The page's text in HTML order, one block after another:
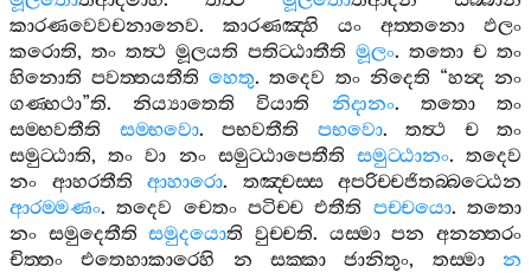
කාරණවෙවචනානෙව. කාරණඤ‍්හි යං අත‍්තනො
ඵලං
කරොති, තං තත්‍ථ මූලයති පතිට‍්ඨාතීති මූලං. තතො ච තං
හිනොති පවත‍්තයතීති හෙතු.තදෙව තං නිදෙති “හන්‍ද නං
ගණ‍්හථා”ති.නිය්‍යාතෙති වියාති නිදානං. තතො
තං
සම‍්භවතීති
සම‍්භවො. පභවතීති පභවො. තත්‍ථ ච
තං
සමුට‍්ඨාති,තං වා නං සමුට‍්ඨාපෙතීති සමුට‍්ඨානං.තදෙව
නං
ආහරතීති ආහාරො. තඤ‍්චස‍්ස
අපරිච‍්චජිතබ‍්බට‍්ඨෙන
ආරම‍්මණං.තදෙව චෙතං පටිච‍්ච එතීති පච‍්චයො.තතො
නං සමුදෙතීති සමුදයොති වුච‍්චති. යස‍්මා පන අනන‍්තරං
චිත‍්තං
එතෙහාකාරෙහි න සක‍්කා ජානිතුං, තස‍්මා
න